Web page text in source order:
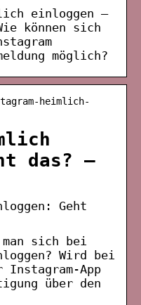
einloggen –
können sich
möglich?
heimlich-
das? –
Geht
sich bei
Wird bei
Instagram-App
über den